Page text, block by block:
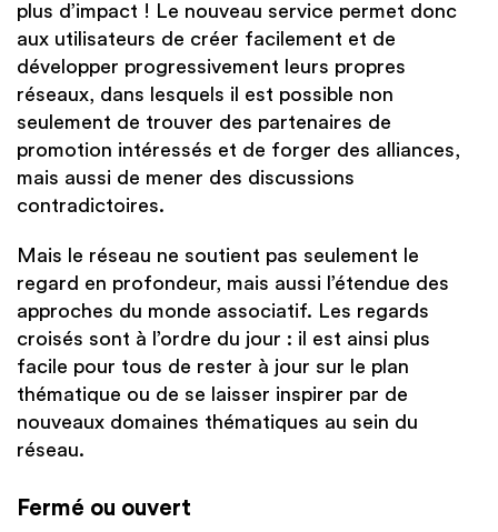
plus d’impact ! Le nouveau service permet donc
aux utilisateurs de créer facilement et de
développer progressivement leurs propres
réseaux, dans lesquels il est possible non
seulement de trouver des partenaires de
promotion intéressés et de forger des alliances,
mais aussi de mener des discussions
contradictoires.
Mais le réseau ne soutient pas seulement le
regard en profondeur, mais aussi l’étendue des
approches du monde associatif. Les regards
croisés sont à l’ordre du jour : il est ainsi plus
facile pour tous de rester à jour sur le plan
thématique ou de se laisser inspirer par de
nouveaux domaines thématiques au sein du
réseau.
Fermé ou ouvert